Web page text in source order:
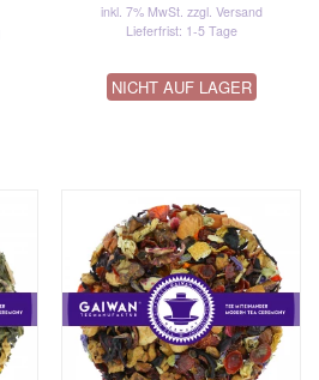
inkl. 7% MwSt. zzgl. Versand
Lieferfrist: 1-5 Tage
NICHT AUF LAGER